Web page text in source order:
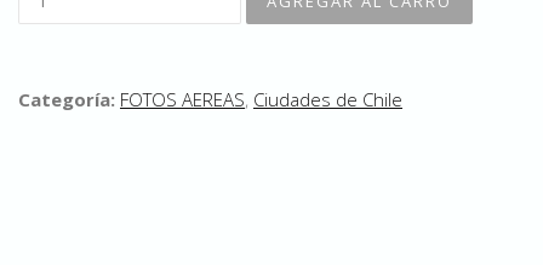
Categoría: FOTOS AEREAS, Ciudades de Chile